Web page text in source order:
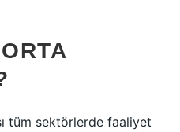
tüm sektörlerde faaliyet